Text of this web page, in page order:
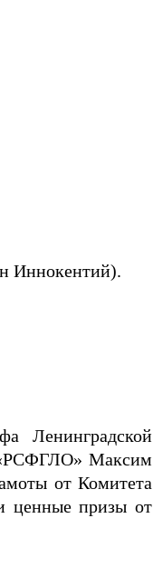
Иннокентий).
Ленинградской
«РСФГЛО» Максим
от Комитета
ценные призы от